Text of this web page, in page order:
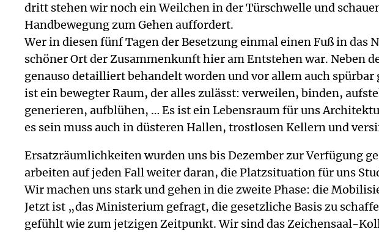
dritt stehen wir noch ein Weilchen in der Türschwelle und
Handbewegung zum Gehen auffordert.
Wer in diesen fünf Tagen der Besetzung einmal einen Fuß in
schöner Ort der Zusammenkunft hier am Entstehen war. Neben
genauso detailliert behandelt worden und vor allem auch
ist ein bewegter Raum, der alles zulässt: verweilen, binden,
generieren, aufblühen, … Es ist ein Lebensraum für uns
es sein muss auch in düsteren Hallen, trostlosen Kellern und
Ersatzräumlichkeiten wurden uns bis Dezember zur Verfügung
arbeiten auf jeden Fall weiter daran, die Platzsituation für uns
Wir machen uns stark und gehen in die zweite Phase: die
Jetzt ist „das Ministerium gefragt, die gesetzliche Basis zu
gefühlt wie zum jetzigen Zeitpunkt. Wir sind das Zeichensaal-